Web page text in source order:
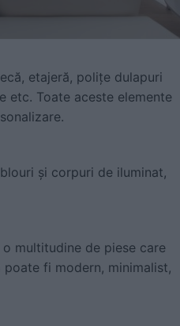
etajeră, polițe dulapuri
etc. Toate aceste elemente
și corpuri de iluminat,
multitudine de piese care
fi modern, minimalist,